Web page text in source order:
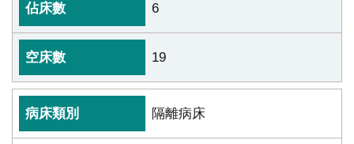
6
19
隔離病床